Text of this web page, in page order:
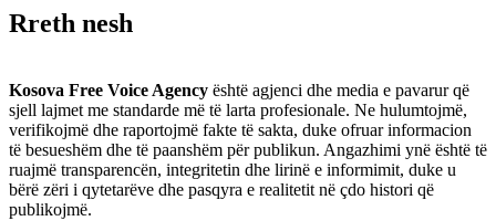
Rreth nesh
Kosova Free Voice Agency është agjenci dhe media e pavarur që
sjell lajmet me standarde më të larta profesionale. Ne hulumtojmë,
verifikojmë dhe raportojmë fakte të sakta, duke ofruar informacion
të besueshëm dhe të paanshëm për publikun. Angazhimi ynë është të
ruajmë transparencën, integritetin dhe lirinë e informimit, duke u
bërë zëri i qytetarëve dhe pasqyra e realitetit në çdo histori që
publikojmë.